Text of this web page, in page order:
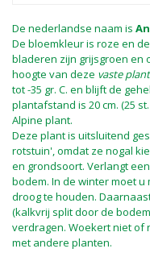
De nederlandse naam is
De bloemkleur is roze en
bladeren zijn grijsgroen en
hoogte van deze vaste plant
tot -35 gr. C. en blijft de
plantafstand is 20 cm. (25
Alpine plant.
Deze plant is uitsluitend
rotstuin', omdat ze nogal
en grondsoort. Verlangt
bodem. In de winter moet
droog te houden.
(kalkvrij split door de
verdragen. Woekert niet of
met andere planten.